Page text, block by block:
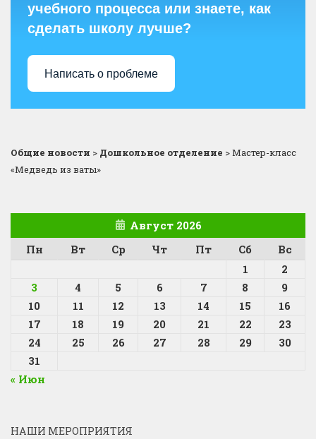
учебного процесса или знаете, как
сделать школу лучше?
Написать о проблеме
Общие новости > Дошкольное отделение >Мастер-класс
«Медведь из ваты»
Август 2026
Пн
Вт Ср Чт Пт Сб
Вс
1
2
3
4 5 6 7 8
9
10
11 12 13 14 15
16
17
18 19 20 21 22
23
24
25 26 27 28 29
30
31
« Июн
НАШИ МЕРОПРИЯТИЯ